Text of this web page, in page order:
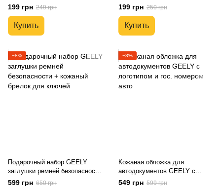
карабин/черный
199 грн 249 грн
Купить
199 грн 250 грн
Купить
−8%
Подарочный набор GEELY
заглушки ремней безопасности
+ кожаный брелок для ключей
599 грн 650 грн
−8%
Кожаная обложка для
автодокументов GEELY с
логотипом и гос. номером авто
549 грн 599 грн